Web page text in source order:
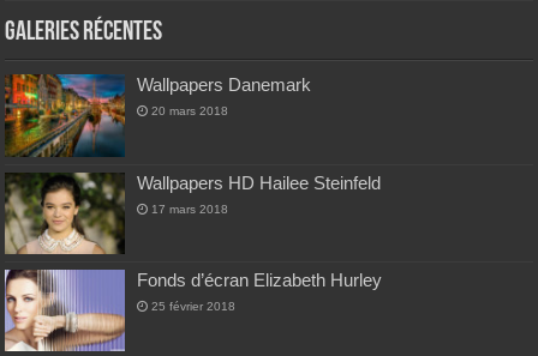
Galeries Récentes
Wallpapers Danemark
20 mars 2018
Wallpapers HD Hailee Steinfeld
17 mars 2018
Fonds d’écran Elizabeth Hurley
25 février 2018